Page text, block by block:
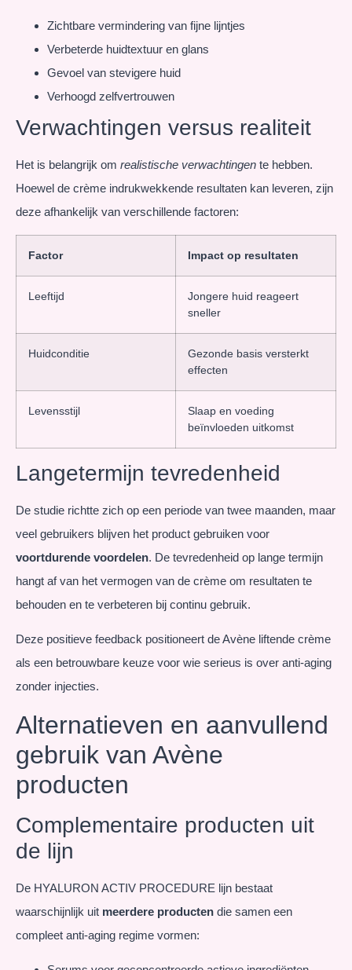
Zichtbare vermindering van fijne lijntjes
Verbeterde huidtextuur en glans
Gevoel van stevigere huid
Verhoogd zelfvertrouwen
Verwachtingen versus realiteit
Het is belangrijk om realistische verwachtingen te hebben.
Hoewel de crème indrukwekkende resultaten kan leveren, zijn
deze afhankelijk van verschillende factoren:
Factor Impact op resultaten
Leeftijd
Jongere huid reageert
sneller
Huidconditie
Gezonde basis versterkt
effecten
Levensstijl
Slaap en voeding
beïnvloeden uitkomst
Langetermijn tevredenheid
De studie richtte zich op een periode van twee maanden, maar
veel gebruikers blijven het product gebruiken voor
voortdurende voordelen. De tevredenheid op lange termijn
hangt af van het vermogen van de crème om resultaten te
behouden en te verbeteren bij continu gebruik.
Deze positieve feedback positioneert de Avène liftende crème
als een betrouwbare keuze voor wie serieus is over anti-aging
zonder injecties.
Alternatieven en aanvullend
gebruik van Avène
producten
Complementaire producten uit
de lijn
De HYALURON ACTIV PROCEDURE lijn bestaat
waarschijnlijk uit meerdere producten die samen een
compleet anti-aging regime vormen: